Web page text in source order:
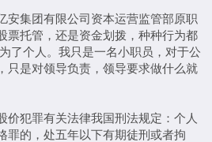
集团有限公司资本运营监管部原职
票托管，还是资金划拨，种种行为都
了个人。我只是一名小职员，对于公
只是对领导负责，领导要求做什么就
犯罪有关法律我国刑法规定：个人
罪的，处五年以下有期徒刑或者拘